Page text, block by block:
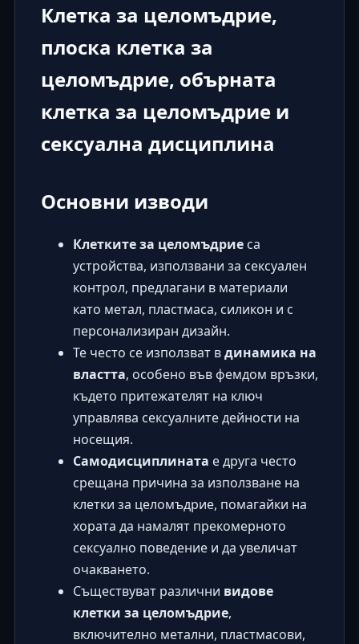
Клетка за целомъдрие,
плоска клетка за
целомъдрие, обърната
клетка за целомъдрие и
сексуална дисциплина
Основни изводи
Клетките за целомъдриеса
устройства, използвани за сексуален
контрол, предлагани в материали
като метал, пластмаса, силикон и с
персонализиран дизайн.
Те често се използват вдинамика на
властта, особено във фемдом връзки,
където притежателят на ключ
управлява сексуалните дейности на
носещия.
Самодисциплината е друга често
срещана причина за използване на
клетки за целомъдрие, помагайки на
хората да намалят прекомерното
сексуално поведение и да увеличат
очакването.
Съществуват различни видове
клетки за целомъдрие,
включително метални, пластмасови,